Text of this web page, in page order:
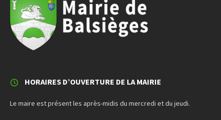
HORAIRES D’OUVERTURE DE LA MAIRIE
Le maire est présent les après-midis du mercredi et du jeudi.